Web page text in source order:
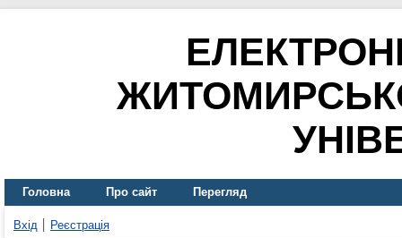
Головна Про сайт Перегляд
Вхід Реєстрація